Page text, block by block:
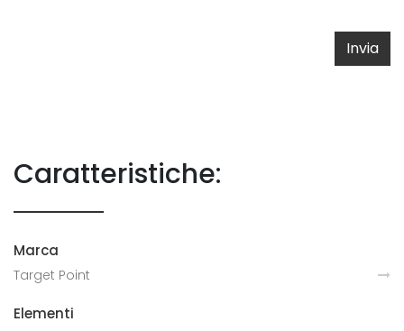
Invia
Caratteristiche:
Marca
Target Point
Elementi